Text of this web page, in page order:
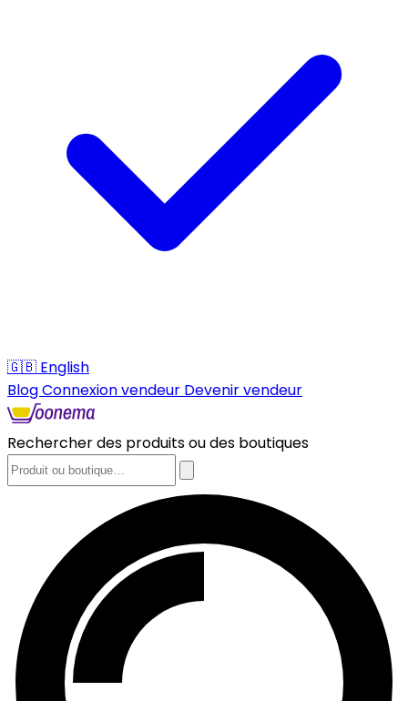
🇬🇧 English
BlogConnexion vendeur Devenir vendeur
Rechercher des produits ou des boutiques